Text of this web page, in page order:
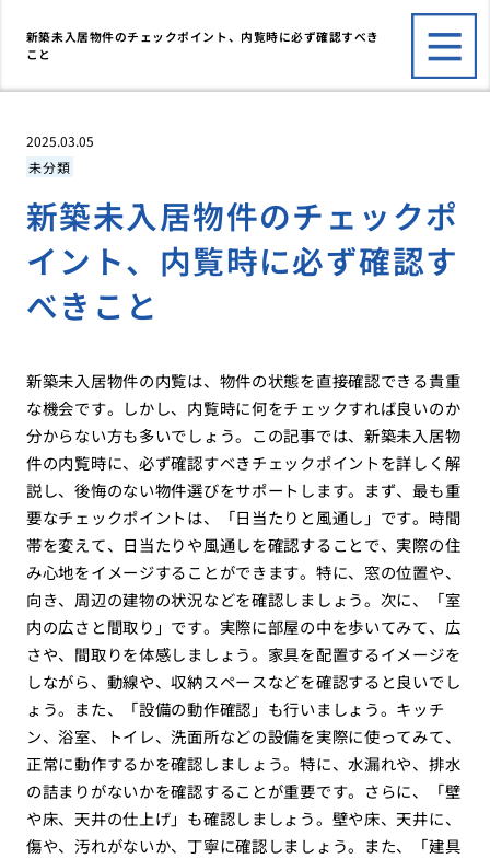
新築未入居物件のチェックポイント、内覧時に必ず確認すべき
こと
2025.03.05
未分類
新築未入居物件のチェックポ
イント、内覧時に必ず確認す
べきこと
新築未入居物件の内覧は、物件の状態を直接確認できる貴重
な機会です。しかし、内覧時に何をチェックすれば良いのか
分からない方も多いでしょう。この記事では、新築未入居物
件の内覧時に、必ず確認すべきチェックポイントを詳しく解
説し、後悔のない物件選びをサポートします。まず、最も重
要なチェックポイントは、「日当たりと風通し」です。時間
帯を変えて、日当たりや風通しを確認することで、実際の住
み心地をイメージすることができます。特に、窓の位置や、
向き、周辺の建物の状況などを確認しましょう。次に、「室
内の広さと間取り」です。実際に部屋の中を歩いてみて、広
さや、間取りを体感しましょう。家具を配置するイメージを
しながら、動線や、収納スペースなどを確認すると良いでし
ょう。また、「設備の動作確認」も行いましょう。キッチ
ン、浴室、トイレ、洗面所などの設備を実際に使ってみて、
正常に動作するかを確認しましょう。特に、水漏れや、排水
の詰まりがないかを確認することが重要です。さらに、「壁
や床、天井の仕上げ」も確認しましょう。壁や床、天井に、
傷や、汚れがないか、丁寧に確認しましょう。また、「建具